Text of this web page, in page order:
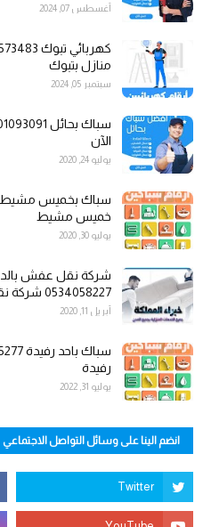
أغسطس 07, 2024
منازل بتبوك
سبتمبر 05, 2024
الآن
يوليو 24, 2020
خميس مشيط
يوليو 30, 2020
شركة نقل عفش
0534058227 شركة نقل عفش
أبريل 11, 2020
رفيدة
يوليو 31, 2022
انضم الينا على وسائل التواصل الاجتماعي